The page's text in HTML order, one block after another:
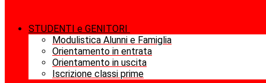
STUDENTI e GENITORI
Modulistica Alunni e Famiglia
Orientamento in entrata
Orientamento in uscita
Iscrizione classi prime